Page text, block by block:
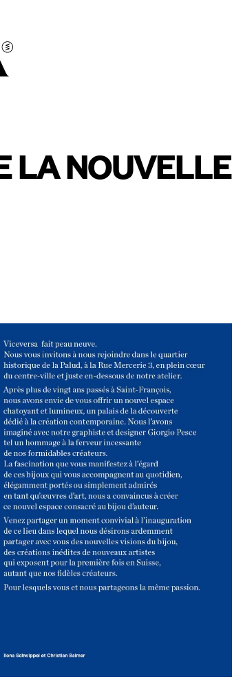
LA NOUVELLE